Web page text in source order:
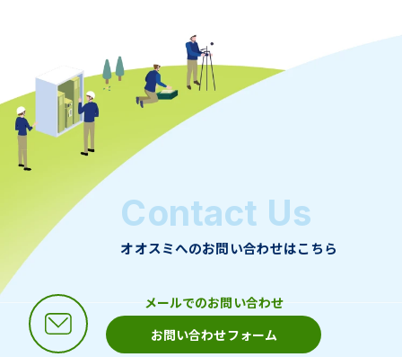
Contact Us
オオスミへのお問い合わせはこちら
メールでのお問い合わせ
お問い合わせフォーム